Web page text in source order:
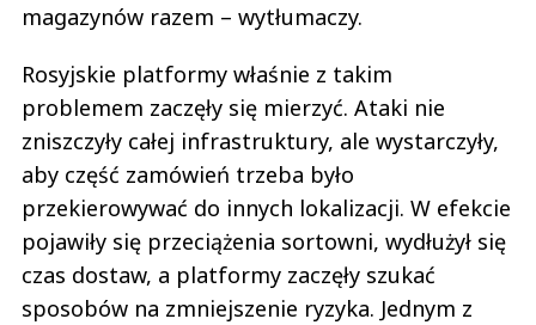
magazynów razem – wytłumaczy.
Rosyjskie platformy właśnie z takim
problemem zaczęły się mierzyć. Ataki nie
zniszczyły całej infrastruktury, ale wystarczyły,
aby część zamówień trzeba było
przekierowywać do innych lokalizacji. W efekcie
pojawiły się przeciążenia sortowni, wydłużył się
czas dostaw, a platformy zaczęły szukać
sposobów na zmniejszenie ryzyka. Jednym z